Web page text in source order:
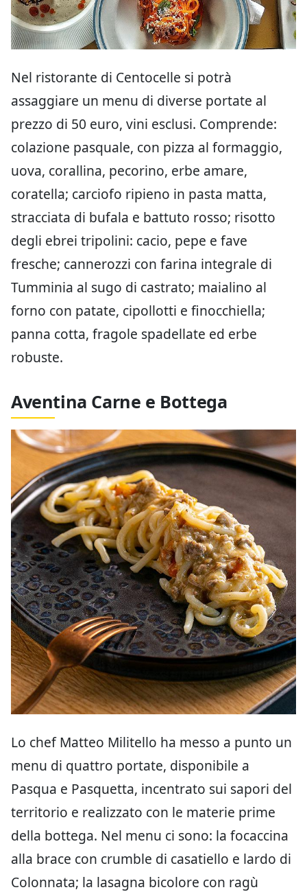
Nel ristorante di Centocelle si potrà
assaggiare un menu di diverse portate al
prezzo di 50 euro, vini esclusi. Comprende:
colazione pasquale, con pizza al formaggio,
uova, corallina, pecorino, erbe amare,
coratella; carciofo ripieno in pasta matta,
stracciata di bufala e battuto rosso; risotto
degli ebrei tripolini: cacio, pepe e fave
fresche; cannerozzi con farina integrale di
Tumminia al sugo di castrato; maialino al
forno con patate, cipollotti e finocchiella;
panna cotta, fragole spadellate ed erbe
robuste.
Aventina Carne e Bottega
Lo chef Matteo Militello ha messo a punto un
menu di quattro portate, disponibile a
Pasqua e Pasquetta, incentrato sui sapori del
territorio e realizzato con le materie prime
della bottega. Nel menu ci sono: la focaccina
alla brace con crumble di casatiello e lardo di
Colonnata; la lasagna bicolore con ragù